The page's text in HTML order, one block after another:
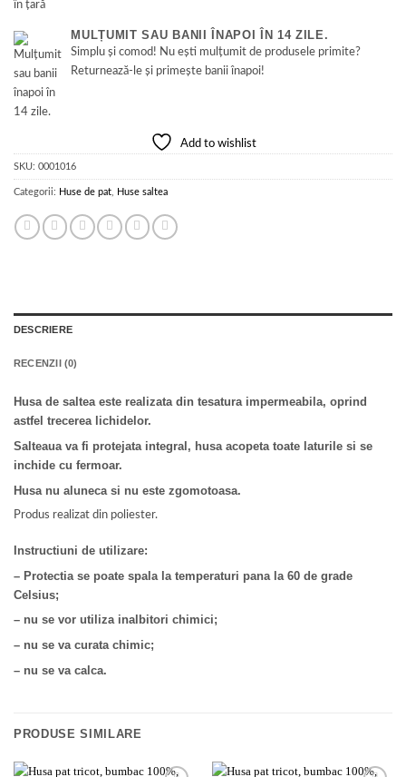
MULȚUMIT SAU BANII ÎNAPOI ÎN 14 ZILE.
Simplu și comod! Nu ești mulțumit de produsele primite?
Returnează-le și primește banii înapoi!
Add to wishlist
SKU: 0001016
Categorii: Huse de pat Huse saltea
DESCRIERE
RECENZII (0)
Husa de saltea este realizata din tesatura impermeabila, oprind
astfel trecerea lichidelor.
Salteaua va fi protejata integral, husa acopeta toate laturile si se
inchide cu fermoar.
Husa nu aluneca si nu este zgomotoasa.
Produs realizat din poliester.
Instructiuni de utilizare:
– Protectia se poate spala la temperaturi pana la 60 de grade
Celsius;
– nu se vor utiliza inalbitori chimici;
– nu se va curata chimic;
– nu se va calca.
PRODUSE SIMILARE